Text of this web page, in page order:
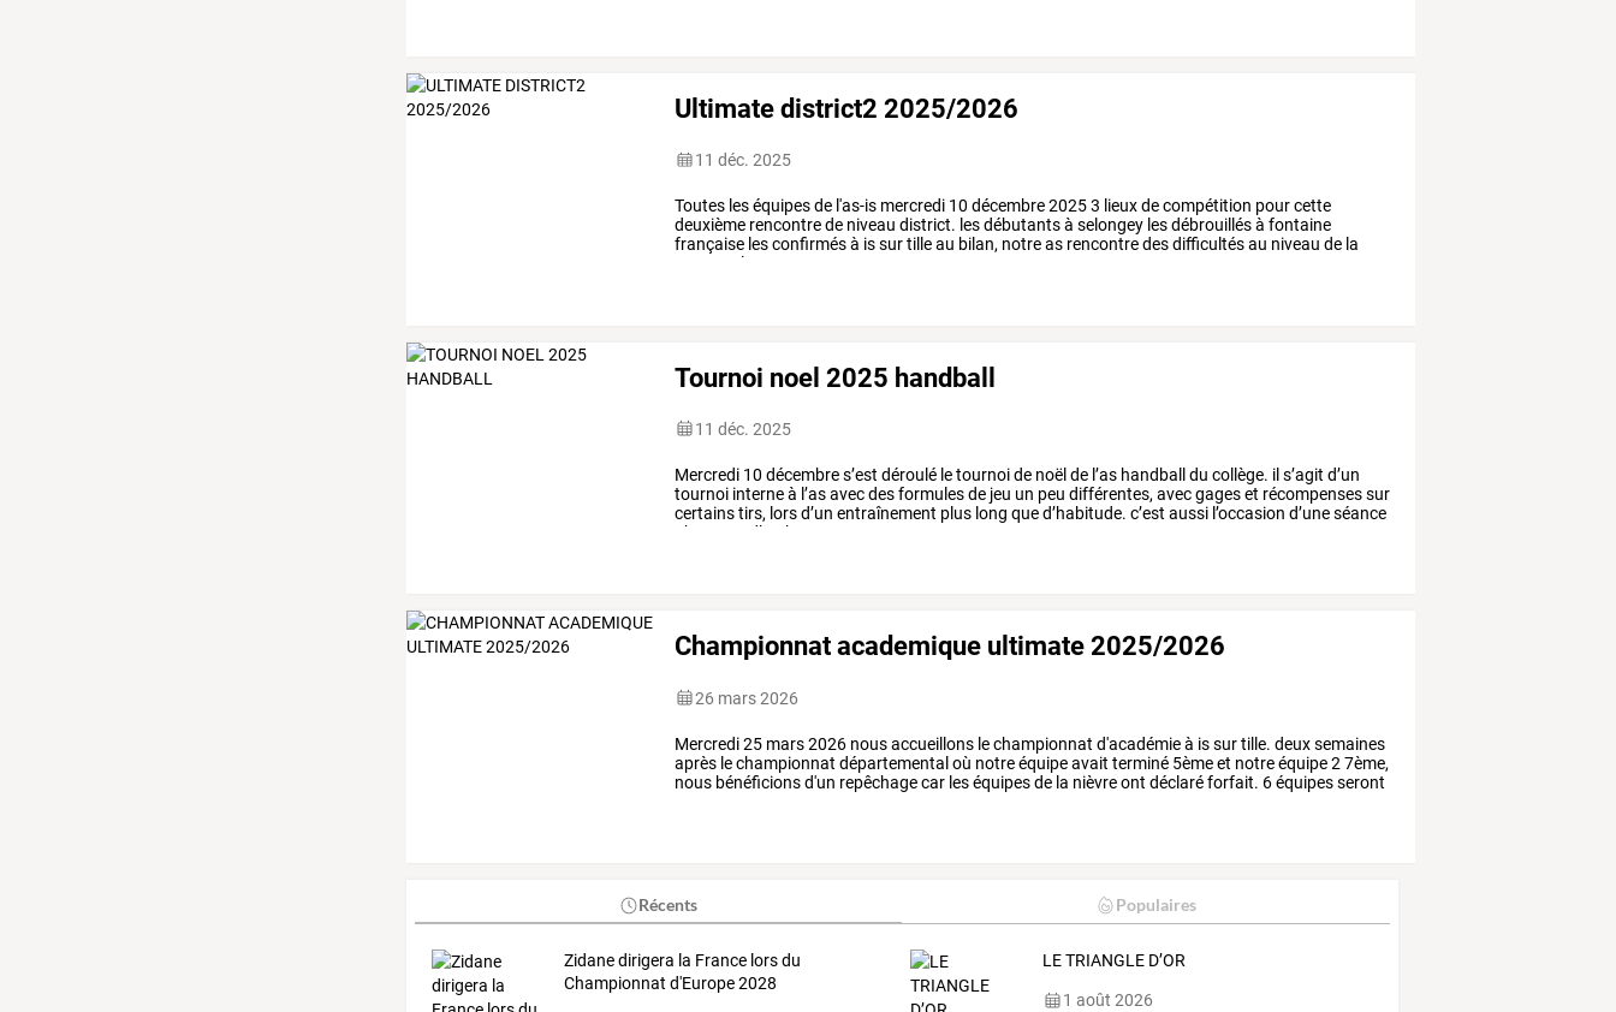
Ultimate district2 2025/2026
11 déc. 2025
Toutes leséquipesde l'as-is mercredi 10 décembre20253 lieuxdecompétition pourcette
deuxième rencontrede niveau district. lesdébutantsà selongey lesdébrouillésà fontaine
française lesconfirmésà issurtilleau bilan, notreas rencontredesdifficultésau niveau de la
les
Tournoi noel 2025 handball
11 déc. 2025
Mercredi 10 décembre s’est déroulé le tournoi de noël de l’as handball du collège. il s’agit d’un
tournoi interne à l’as avec des formules de jeu un peu différentes, avec gages et récompenses sur
certains tirs, lors d’un entraînement plus long que d’habitude. c’est aussi l’occasion d’une séance
photos et d’un bon go
Championnat academique ultimate 2025/2026
26 mars 2026
Mercredi25 mars2026 nousaccueillons lechampionnat d'académieà issurtille. deuxsemaines
après lechampionnat départementaloù notreéquipeavait terminé 5èmeet notreéquipe2 7ème,
nous bénéficionsd'un repêchagecar leséquipesde la nièvreont déclaréforfait. 6équipesseront
Récents Populaires
Zidane dirigera la France lors du
Championnat d'Europe 2028
LE TRIANGLE D’OR
1 août 2026